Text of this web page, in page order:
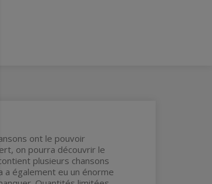
ont le pouvoir
on pourra découvrir le
plusieurs chansons
a également eu un énorme